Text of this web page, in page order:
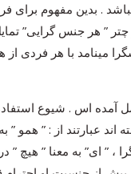
. بدین مفهوم برای
” هر جنس گرایی”
مینامد با هر فردی از
1900 به این سو کاربرد کلامی بیشتری از آن
عبارتند از : ” همو ”
” ای” به معنا ” هیچ ”